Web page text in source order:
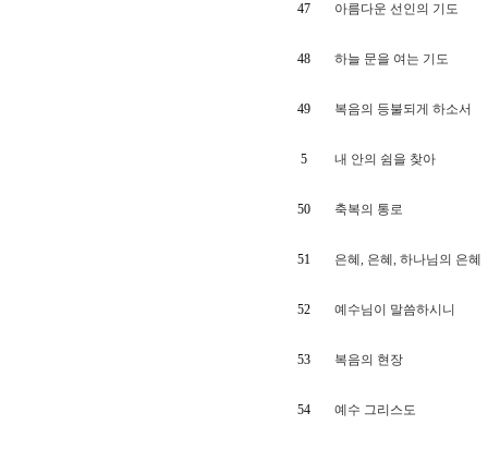
47 아름다운 선인의 기도
48 하늘 문을 여는 기도
49 복음의 등불되게 하소서
5 내 안의 쉼을 찾아
50 축복의 통로
51 은혜, 은혜, 하나님의 은혜
52 예수님이 말씀하시니
53 복음의 현장
54 예수 그리스도